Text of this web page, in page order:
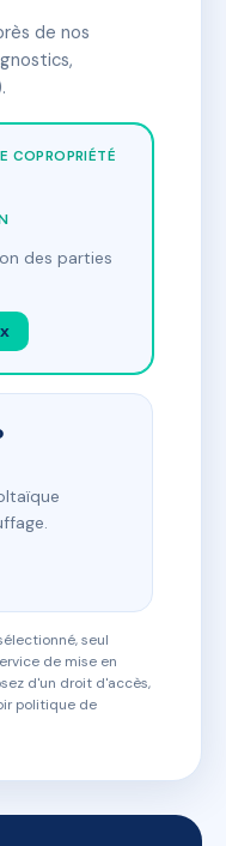
de nos
COPROPRIÉTÉ
des parties
seul
de mise en
d'un droit d'accès,
politique de